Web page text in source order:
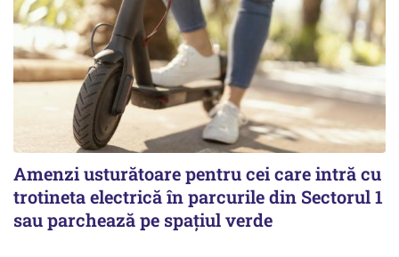
Amenzi usturătoare pentru cei care intră cu
trotineta electrică în parcurile din Sectorul 1
sau parchează pe spațiul verde